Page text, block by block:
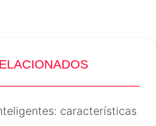
características